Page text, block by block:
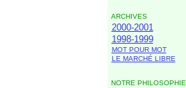
ARCHIVES
2000-2001
1998-1999
MOT POUR MOT
LE MARCHÉ LIBRE
NOTRE PHILOSOPHIE